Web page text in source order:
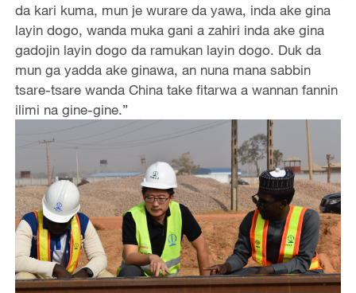
da kari kuma, mun je wurare da yawa, inda ake gina
layin dogo, wanda muka gani a zahiri inda ake gina
gadojin layin dogo da ramukan layin dogo. Duk da
mun ga yadda ake ginawa, an nuna mana sabbin
tsare-tsare wanda China take fitarwa a wannan fannin
ilimi na gine-gine.”